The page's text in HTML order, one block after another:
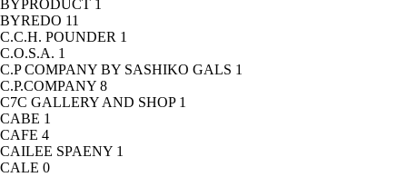
BYPRODUCT 1
BYREDO 11
C.C.H. POUNDER 1
C.O.S.A. 1
C.P COMPANY BY SASHIKO GALS 1
C.P.COMPANY 8
C7C GALLERY AND SHOP 1
CABE 1
CAFE 4
CAILEE SPAENY 1
CALE 0